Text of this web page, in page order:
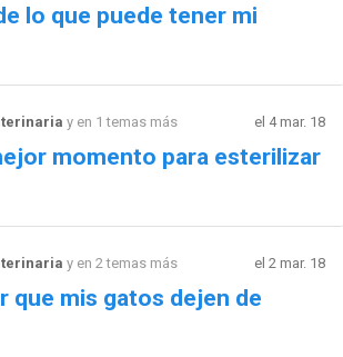
lo que puede tener mi
y en 1 temas más el 4 mar. 18
momento para esterilizar
y en 2 temas más el 2 mar. 18
que mis gatos dejen de